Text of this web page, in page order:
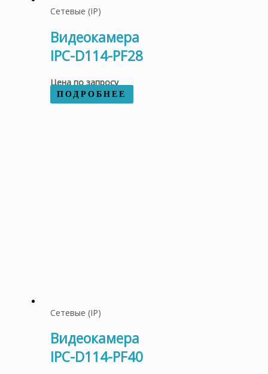
Сетевые (IP)
Видеокамера
IPC-D114-PF28
Цена по запросу
ПОДРОБНЕЕ
Сетевые (IP)
Видеокамера
IPC-D114-PF40